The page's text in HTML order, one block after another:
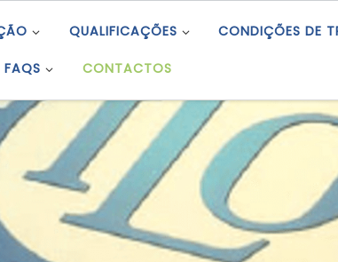
QUALIFICAÇÕES CONDIÇÕES DE
FAQS CONTACTOS